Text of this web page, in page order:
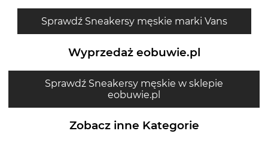
Sprawdź Sneakersy męskie marki Vans
Wyprzedaż eobuwie.pl
Sprawdź Sneakersy męskie w sklepie
eobuwie.pl
Zobacz inne Kategorie